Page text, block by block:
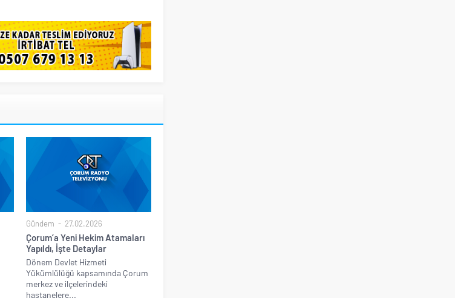
Gündem 27.02.2026
Çorum’a Yeni Hekim Atamaları
Yapıldı, İşte Detaylar
Dönem Devlet Hizmeti
Yükümlülüğü kapsamında Çorum
merkez ve ilçelerindeki
hastanelere...